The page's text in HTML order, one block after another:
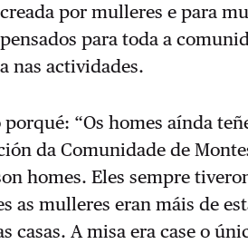
por mulleres e para
para toda a
nas actividades.
“Os homes aínda
da Comunidade de
homes. Eles sempre
as mulleres eran máis de
casas. A misa era case o